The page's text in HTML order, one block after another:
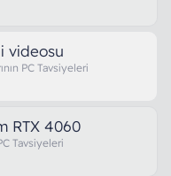
videosu
PC Tavsiyeleri
RTX 4060
Tavsiyeleri